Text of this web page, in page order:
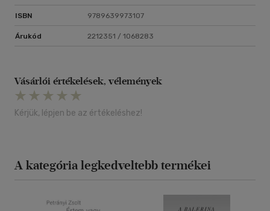
ISBN 9789639973107
Árukód 2212351 / 1068283
Vásárlói értékelések, vélemények
Kérjük, lépjen be az értékeléshez!
A kategória legkedveltebb termékei